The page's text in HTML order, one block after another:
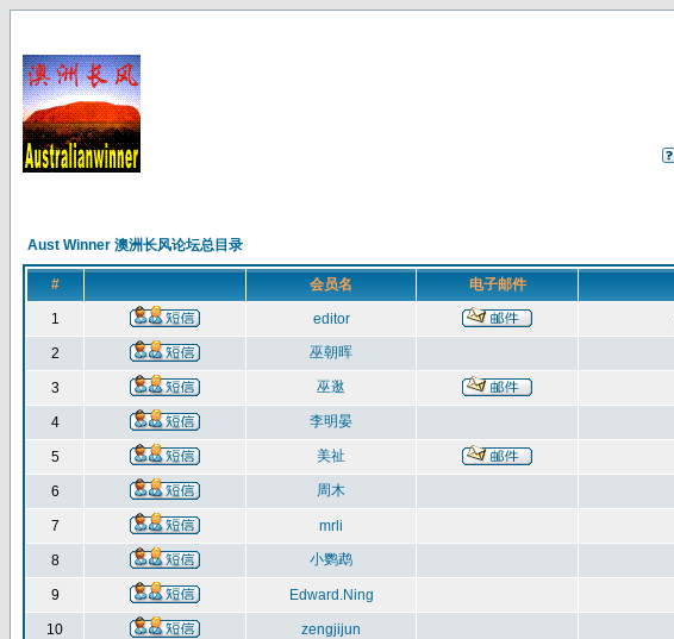
Aust Winner 澳洲长风论坛总目录
# 会员名 电子邮件
1 editor
2 巫朝晖
3 巫逖
4 李明晏
5 美祉
6 周木
7 mrli
8 小鹦鹉
9 Edward.Ning
10 zengjijun